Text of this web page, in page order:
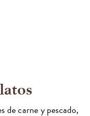
de carne y pescado,